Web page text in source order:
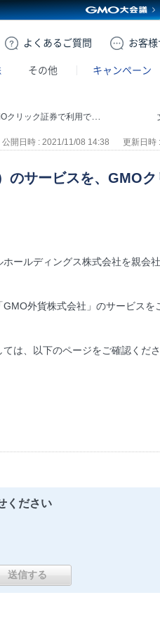
よくある ご質問 お客様
その他 キャンペーン
ク証券で利用できますか？
公開日時 : 2021/11/08 14:38 更新日時
サービスを、GMOク
ールディングス株式会社を親会
外貨株式会社」のサービスを
は、以下のページをご確認くださ
ください